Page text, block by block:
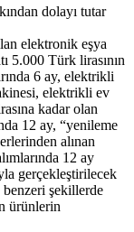
dolayı tutar
elektronik eşya
5.000 Türk lirasının
6 ay, elektrikli
elektrikli ev
kadar olan
12 ay, “yenileme
alınan
12 ay
gerçekleştirilecek
şekillerde
ürünlerin